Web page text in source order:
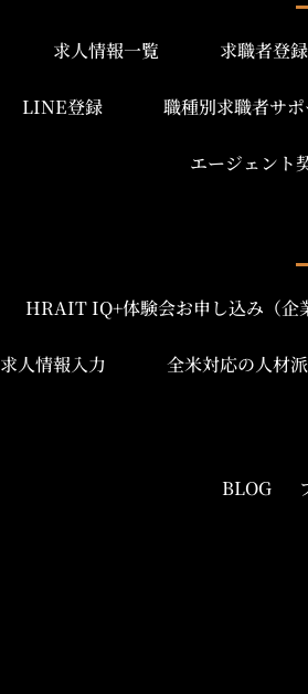
求人情報一覧 求職者登
LINE登録 職種別求職者サポ
エージェント
HRAIT IQ+体験会お申し込み（企
求人情報入力 全米対応の人材
BLOG